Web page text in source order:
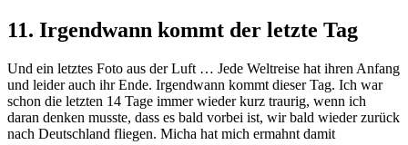
11. Irgendwann kommt der letzte Tag
Und ein letztes Foto aus der Luft … Jede Weltreise hat ihren Anfang
und leider auch ihr Ende. Irgendwann kommt dieser Tag. Ich war
schon die letzten 14 Tage immer wieder kurz traurig, wenn ich
daran denken musste, dass es bald vorbei ist, wir bald wieder zurück
nach Deutschland fliegen. Micha hat mich ermahnt damit